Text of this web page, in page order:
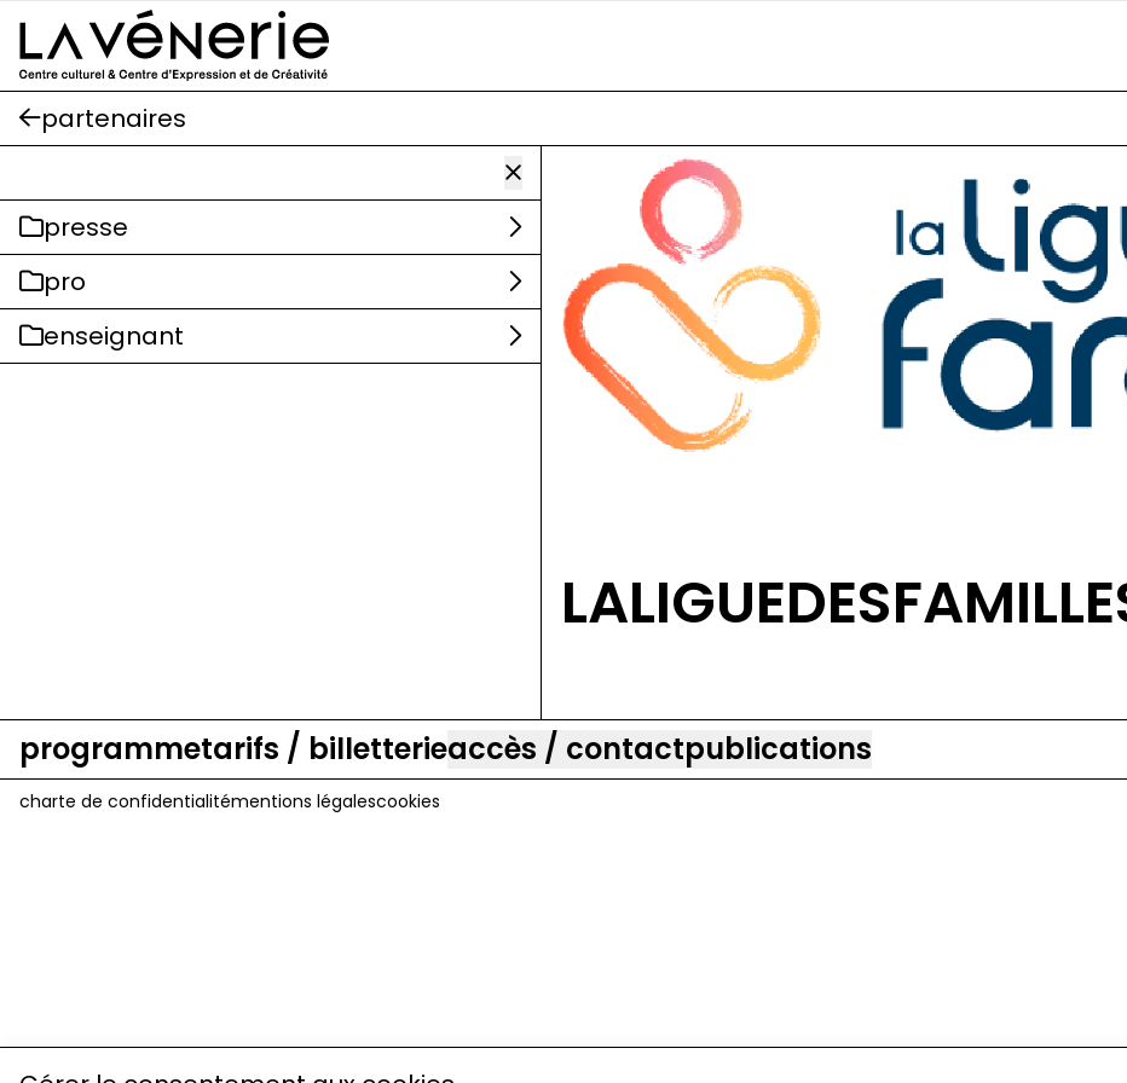
Aller au contenu principal
partenaires
presse
pro
enseignant
programmetarifs / billetterieaccès / contactpublications
charte de confidentialitémentions légalescookies